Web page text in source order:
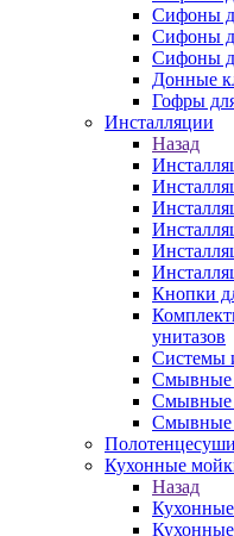
Сифоны
Сифоны
Сифоны
Донные
Гофры
Инсталляции
Назад
Кнопки
унитазов
Системы
Смывные
Смывные
Смывные
Кухонные
Назад